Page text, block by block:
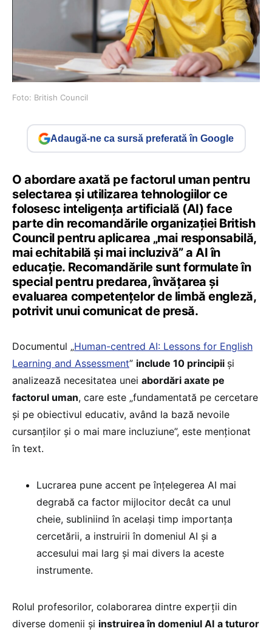
Foto: British Council
Adaugă-ne ca sursă preferată în Google
O abordare axată pe factorul uman pentru
selectarea și utilizarea tehnologiilor ce
folosesc inteligența artificială (AI) face
parte din recomandările organizației British
Council pentru aplicarea „mai responsabilă,
mai echitabilă și mai incluzivă” a AI în
educație. Recomandările sunt formulate în
special pentru predarea, învățarea și
evaluarea competențelor de limbă engleză,
potrivit unui comunicat de presă.
Documentul „Human-centred AI: Lessons for English
Learning and Assessment” include 10 principii și
analizează necesitatea unei abordări axate pe
factorul uman, care este „fundamentată pe cercetare
și pe obiectivul educativ, având la bază nevoile
cursanților și o mai mare incluziune”, este menționat
în text.
Lucrarea pune accent pe înțelegerea AI mai
degrabă ca factor mijlocitor decât ca unul
cheie, subliniind în același timp importanța
cercetării, a instruirii în domeniul AI și a
accesului mai larg și mai divers la aceste
instrumente.
Rolul profesorilor, colaborarea dintre experții din
diverse domenii și instruirea în domeniul AI a tuturor